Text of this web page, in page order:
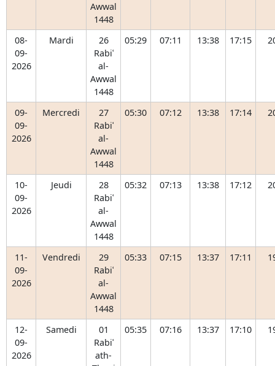
Awwal
1448
08-
09-
2026
Mardi
26
Rabiʿ
al-
Awwal
1448
05:29 07:11 13:38 17:15
09-
09-
2026
Mercredi
27
Rabiʿ
al-
Awwal
1448
05:30 07:12 13:38 17:14
10-
09-
2026
Jeudi
28
Rabiʿ
al-
Awwal
1448
05:32 07:13 13:38 17:12
11-
09-
2026
Vendredi
29
Rabiʿ
al-
Awwal
1448
05:33 07:15 13:37 17:11
12-
09-
2026
Samedi
01
Rabiʿ
ath-
05:35 07:16 13:37 17:10